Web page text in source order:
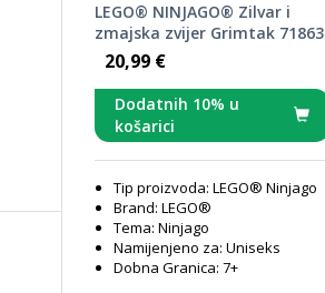
LEGO® NINJAGO® Zilvar i
zmajska zvijer Grimtak 71863
20,99 €
Dodatnih 10% u
košarici
Tip proizvoda: LEGO® Ninjago
Brand: LEGO®
Tema: Ninjago
Namijenjeno za: Uniseks
Dobna Granica: 7+